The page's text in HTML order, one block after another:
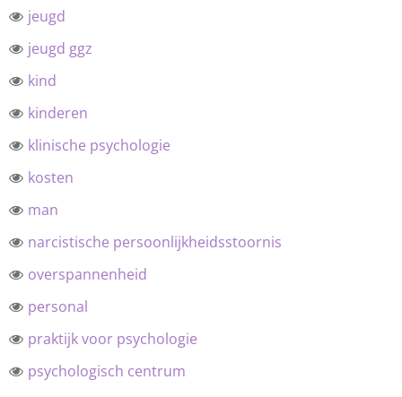
jeugd
jeugd ggz
kind
kinderen
klinische psychologie
kosten
man
narcistische persoonlijkheidsstoornis
overspannenheid
personal
praktijk voor psychologie
psychologisch centrum